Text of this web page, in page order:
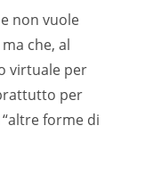
non vuole
che, al
virtuale per
per
forme di